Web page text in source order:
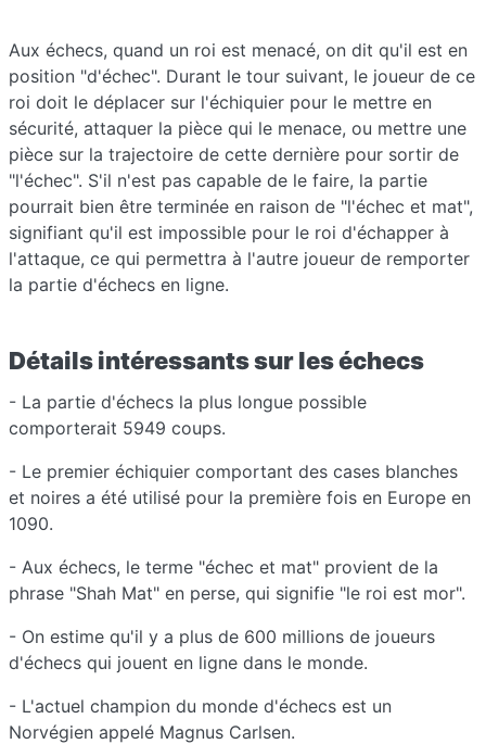
Aux échecs, quand un roi est menacé, on dit qu'il est en
position "d'échec". Durant le tour suivant, le joueur de ce
roi doit le déplacer sur l'échiquier pour le mettre en
sécurité, attaquer la pièce qui le menace, ou mettre une
pièce sur la trajectoire de cette dernière pour sortir de
"l'échec". S'il n'est pas capable de le faire, la partie
pourrait bien être terminée en raison de "l'échec et mat",
signifiant qu'il est impossible pour le roi d'échapper à
l'attaque, ce qui permettra à l'autre joueur de remporter
la partie d'échecs en ligne.
Détails intéressants sur les échecs
- La partie d'échecs la plus longue possible
comporterait 5949 coups.
- Le premier échiquier comportant des cases blanches
et noires a été utilisé pour la première fois en Europe en
1090.
- Aux échecs, le terme "échec et mat" provient de la
phrase "Shah Mat" en perse, qui signifie "le roi est mor".
- On estime qu'il y a plus de 600 millions de joueurs
d'échecs qui jouent en ligne dans le monde.
- L'actuel champion du monde d'échecs est un
Norvégien appelé Magnus Carlsen.